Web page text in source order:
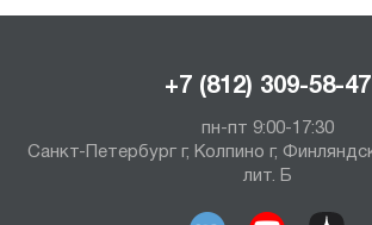
+7 (812) 309-58-47
пн-пт 9:00-17:30
Санкт-Петербург г, Колпино г,
лит. Б